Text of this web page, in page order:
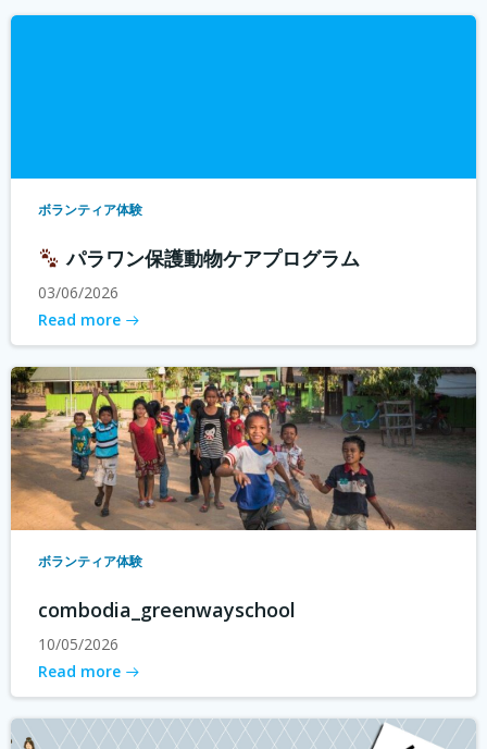
ボランティア体験
パラワン保護動物ケアプログラム
03/06/2026
Read more
ボランティア体験
combodia_greenwayschool
10/05/2026
Read more